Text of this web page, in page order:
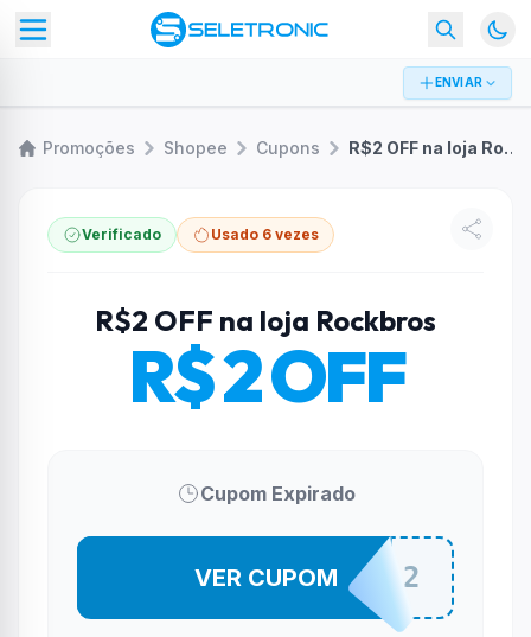
ENVIAR
Promoções Shopee Cupons R$2 OFF na loja Rockbros
Verificado Usado 6 vezes
R$2 OFF na loja Rockbros
R$ 2 OFF
Cupom Expirado
CYCL222
VER CUPOM